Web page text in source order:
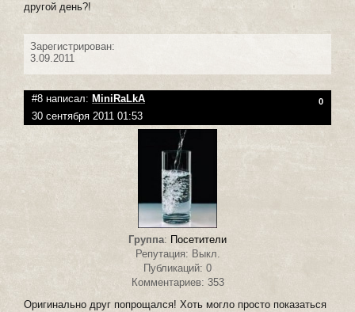
другой день?!
Зарегистрирован:
3.09.2011
#8 написал: MiniRaLkA 0
30 сентября 2011 01:53
Группа: Посетители
Репутация: Выкл.
Публикаций: 0
Комментариев: 353
Оригинально друг попрощался! Хоть могло просто показаться